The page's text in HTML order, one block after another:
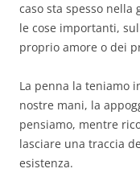
caso sta spesso nella
le cose importanti,
proprio amore o dei
La penna la teniamo
nostre mani, la
pensiamo, mentre
lasciare una traccia
esistenza.